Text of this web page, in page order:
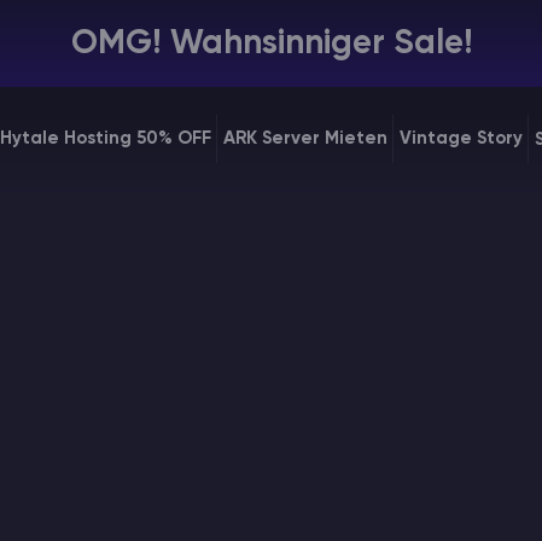
OMG! Wahnsinniger Sale!
Hytale Hosting 50% OFF ARK Server Mieten Vintage Story